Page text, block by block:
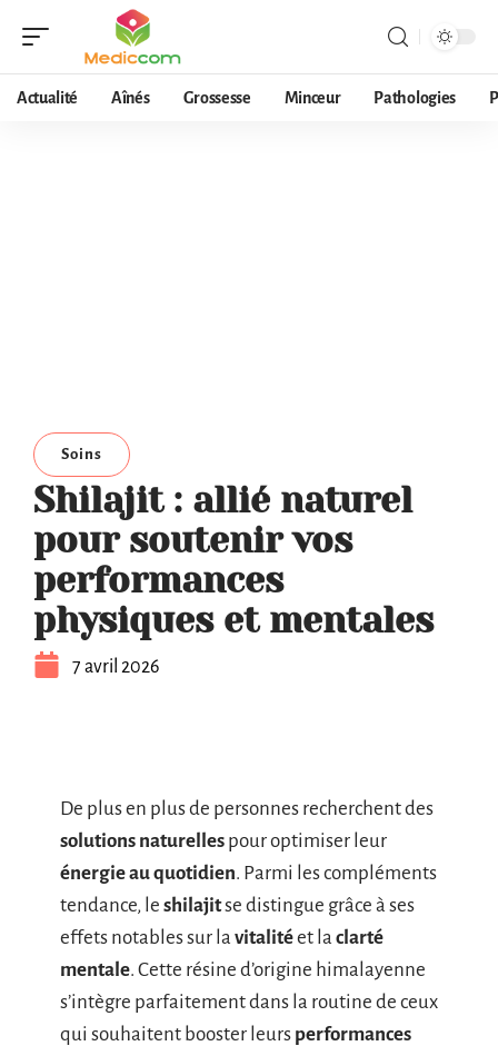
Actualité Aînés Grossesse Minceur Pathologies
Soins
Shilajit : allié naturel
pour soutenir vos
performances
physiques et mentales
7 avril 2026
De plus en plus de personnes recherchent des
solutions naturelles pour optimiser leur
énergie au quotidien. Parmi les compléments
tendance, le shilajitse distingue grâce à ses
effets notables sur la vitalitéet la clarté
mentale. Cette résine d’origine himalayenne
s’intègre parfaitement dans la routine de ceux
qui souhaitent booster leurs performances